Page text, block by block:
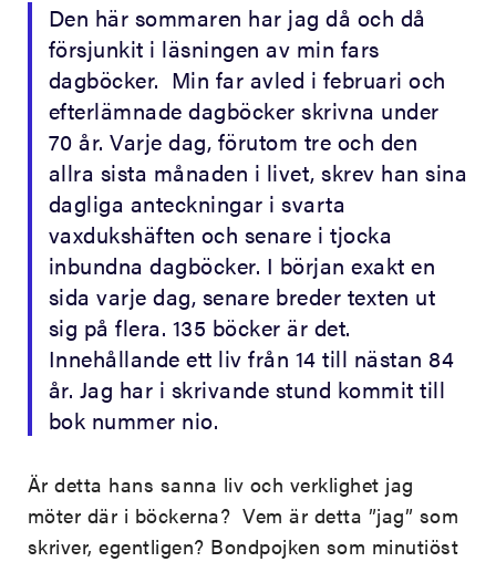
Den här sommaren har jag då och då
försjunkit i läsningen av min fars
dagböcker. Min far avled i februari och
efterlämnade dagböcker skrivna under
70 år. Varje dag, förutom tre och den
allra sista månaden i livet, skrev han sina
dagliga anteckningar i svarta
vaxdukshäften och senare i tjocka
inbundna dagböcker. I början exakt en
sida varje dag, senare breder texten ut
sig på flera. 135 böcker är det.
Innehållande ett liv från 14 till nästan 84
år. Jag har i skrivande stund kommit till
bok nummer nio.
Är detta hans sanna liv och verklighet jag
möter där i böckerna? Vem är detta ”jag” som
skriver, egentligen? Bondpojken som minutiöst